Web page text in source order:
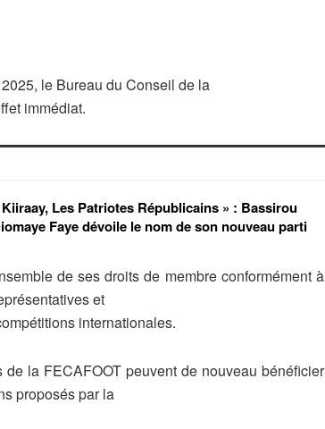
le Bureau du Conseil de la
immédiat.
Kiiraay, Les Patriotes Républicains » : Bassirou
Faye dévoile le nom de son nouveau parti
de ses droits de membre conformément à
et
internationales.
la FECAFOOT peuvent de nouveau bénéficier
proposés par la